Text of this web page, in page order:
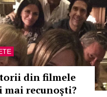
din filmele
mai recunoşti?